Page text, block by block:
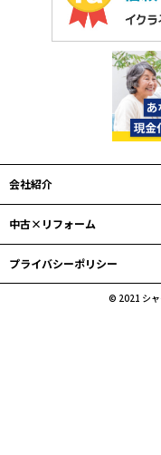
会社紹介
中古×リフォーム
プライバシーポリシー
© 2021 シ